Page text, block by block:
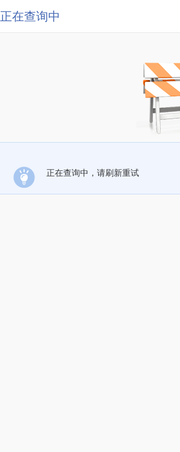
正在查询中
正在查询中，请刷新重试